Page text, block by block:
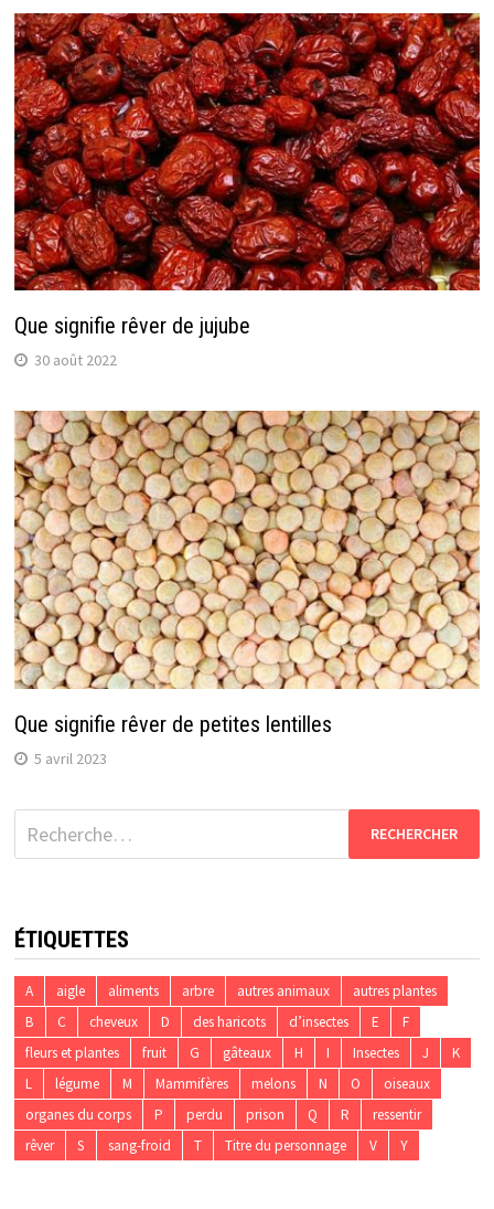
Que signifie rêver de jujube
30 août 2022
Que signifie rêver de petites lentilles
5 avril 2023
Rechercher :
ÉTIQUETTES
A aigle aliments arbre autres animaux
autres plantes
B
C cheveux D des haricots d’insectes E
F
fleurs et plantes
fruit G gâteaux H I Insectes J
K
L
légume M Mammifères melons N O
oiseaux
organes du corps
P perdu prison Q R
ressentir
rêver
S sang-froid T Titre du personnage V Y